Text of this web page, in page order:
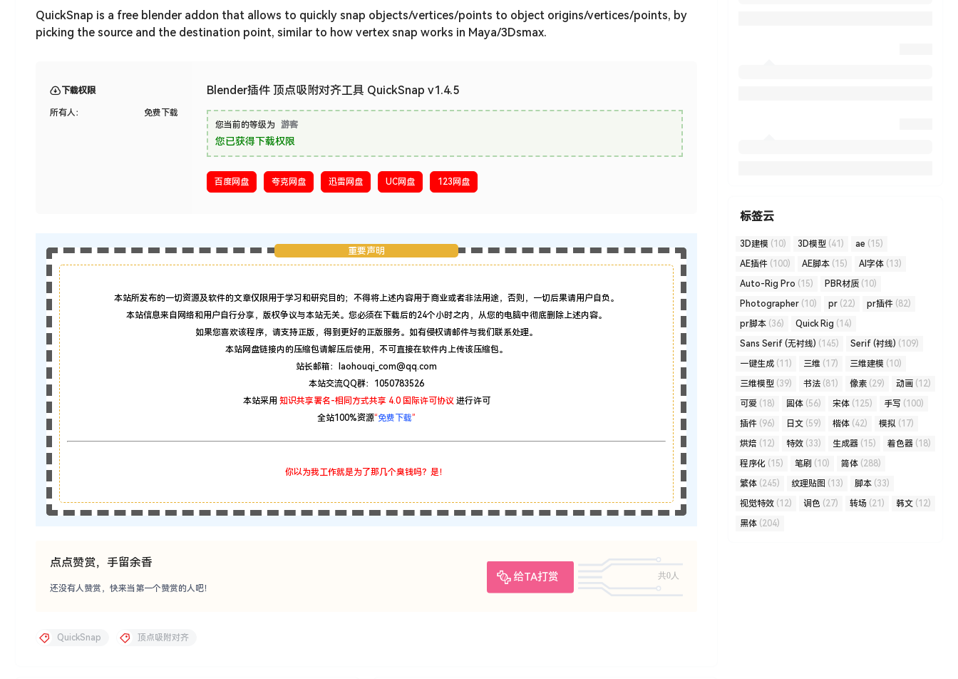
QuickSnap is a free blender addon that allows to quickly snap objects/vertices/points to object origins/vertices/points, by
picking the source and the destination point, similar to how vertex snap works in Maya/3Dsmax.
下载权限
所有人： 免费下载
Blender插件 顶点吸附对齐工具 QuickSnap v1.4.5
您当前的等级为 游客
您已获得下载权限
百度网盘 夸克网盘 迅雷网盘 UC网盘 123网盘
重要声明
本站所发布的一切资源及软件的文章仅限用于学习和研究目的；不得将上述内容用于商业或者非法用途，否则，一切后果请用户自负。
本站信息来自网络和用户自行分享，版权争议与本站无关。您必须在下载后的24个小时之内，从您的电脑中彻底删除上述内容。
如果您喜欢该程序，请支持正版，得到更好的正版服务。如有侵权请邮件与我们联系处理。
本站网盘链接内的压缩包请解压后使用，不可直接在软件内上传该压缩包。
站长邮箱：laohouqi_com@qq.com
本站交流QQ群：1050783526
本站采用 知识共享署名-相同方式共享 4.0 国际许可协议 进行许可
全站100%资源“免费下载”
你以为我工作就是为了那几个臭钱吗？是！
点点赞赏，手留余香
给TA打赏
共0人
还没有人赞赏，快来当第一个赞赏的人吧！
QuickSnap 顶点吸附对齐
标签云
3D建模 (10) 3D模型 (41) ae (15)
AE插件 (100) AE脚本 (15) AI字体 (13)
Auto-Rig Pro (15) PBR材质 (10)
Photographer (10) pr (22) pr插件 (82)
pr脚本 (36) Quick Rig (14)
Sans Serif (无衬线) (145) Serif (衬线) (109)
一键生成 (11) 三维 (17) 三维建模 (10)
三维模型 (39) 书法 (81) 像素 (29) 动画 (12)
可爱 (18) 圆体 (56) 宋体 (125) 手写 (100)
插件 (96) 日文 (59) 楷体 (42) 模拟 (17)
烘焙 (12) 特效 (33) 生成器 (15) 着色器 (18)
程序化 (15) 笔刷 (10) 简体 (288)
繁体 (245) 纹理贴图 (13) 脚本 (33)
视觉特效 (12) 调色 (27) 转场 (21) 韩文 (12)
黑体 (204)